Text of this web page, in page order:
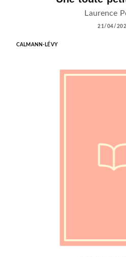
Laurence
21/04/
CALMANN-LÉVY